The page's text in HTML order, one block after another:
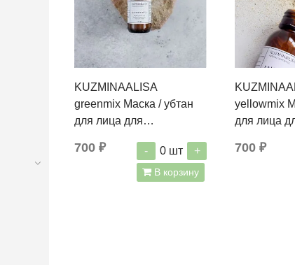
KUZMINAALISA
greenmix Маска / убтан
для лица для
жирной кожи 40 г
700 ₽ - 0 шт +
В корзину
yellowmix
для лица
700 ₽